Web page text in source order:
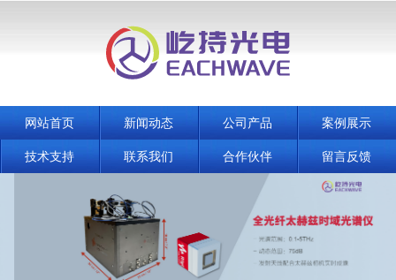
网站首页 新闻动态 公司产品 案例展示
技术支持 联系我们 合作伙伴 留言反馈